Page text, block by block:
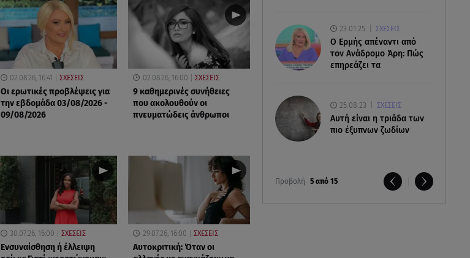
23.01.25 ΣΧΕΣΕΙΣ
Ο Ερμής απέναντι από
τον Ανάδρομο Άρη: Πώς
επηρεάζει τα
25.08.23 ΣΧΕΣΕΙΣ
Aυτή είναι η τριάδα των
πιο έξυπνων ζωδίων
Προβολή 5 από 15
02.08.26, 16:41 ΣΧΕΣΕΙΣ
Οι ερωτικές προβλέψεις για
την εβδομάδα 03/08/2026 -
09/08/2026
02.08.26, 16:00 ΣΧΕΣΕΙΣ
9 καθημερινές συνήθειες
που ακολουθούν οι
πνευματώδεις άνθρωποι
30.07.26, 16:00 ΣΧΕΣΕΙΣ
Eνσυναίσθηση ή έλλειψη
29.07.26, 16:00 ΣΧΕΣΕΙΣ
Αυτοκριτική: Όταν οι